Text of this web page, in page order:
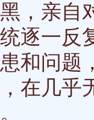
，亲自
逐一反
和问题
在几乎